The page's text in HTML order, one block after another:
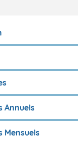
Annuels
Mensuels